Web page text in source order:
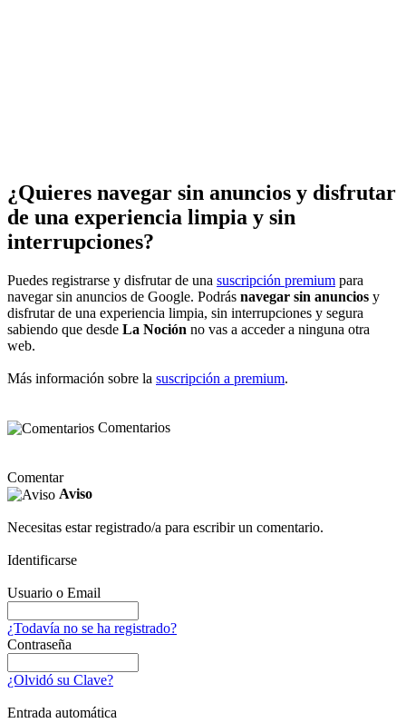
¿Quieres navegar sin anuncios y disfrutar
de una experiencia limpia y sin
interrupciones?
Puedes registrarse y disfrutar de una suscripción premium para
navegar sin anuncios de Google. Podrás navegar sin anuncios y
disfrutar de una experiencia limpia, sin interrupciones y segura
sabiendo que desde La Noción no vas a acceder a ninguna otra
web.
Más información sobre la suscripción a premium.
Comentarios
Comentar
Aviso
Necesitas estar registrado/a para escribir un comentario.
Identificarse
Usuario o Email
¿Todavía no se ha registrado?
Contraseña
¿Olvidó su Clave?
Entrada automática